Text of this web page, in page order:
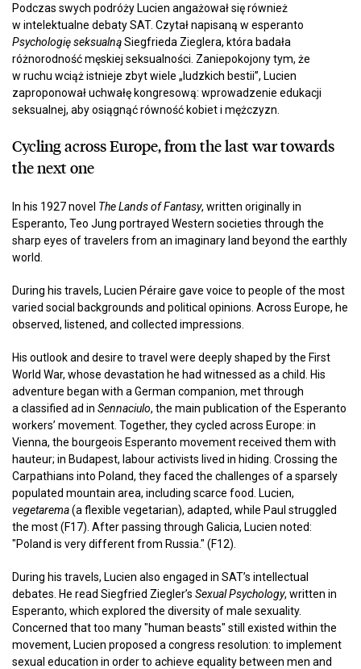
Podczas swych podróży Lucien angażował się również
w intelektualne debaty SAT. Czytał napisaną w esperanto
Psychologię seksualnąSiegfrieda Zieglera, która badała
różnorodność męskiej seksualności. Zaniepokojony tym, że
w ruchu wciąż istnieje zbyt wiele „ludzkich bestii”, Lucien
zaproponował uchwałę kongresową: wprowadzenie edukacji
seksualnej, aby osiągnąć równość kobiet i mężczyzn.
Cycling across Europe, from the last war towards
the next one
In his 1927 novel The Lands of Fantasy, written originally in
Esperanto, Teo Jung portrayed Western societies through the
sharp eyes of travelers from an imaginary land beyond the earthly
world.
During his travels, Lucien Péraire gave voice to people of the most
varied social backgrounds and political opinions. Across Europe, he
observed, listened, and collected impressions.
His outlook and desire to travel were deeply shaped by the First
World War, whose devastation he had witnessed as a child. His
adventure began with a German companion, met through
a classified ad in Sennaciulo, the main publication of the Esperanto
workers’ movement. Together, they cycled across Europe: in
Vienna, the bourgeois Esperanto movement received them with
hauteur; in Budapest, labour activists lived in hiding. Crossing the
Carpathians into Poland, they faced the challenges of a sparsely
populated mountain area, including scarce food. Lucien,
vegetarema(a flexible vegetarian), adapted, while Paul struggled
the most (F17). After passing through Galicia, Lucien noted:
"Poland is very different from Russia." (F12).
During his travels, Lucien also engaged in SAT’s intellectual
debates. He read Siegfried Ziegler’s Sexual Psychology, written in
Esperanto, which explored the diversity of male sexuality.
Concerned that too many "human beasts" still existed within the
movement, Lucien proposed a congress resolution: to implement
sexual education in order to achieve equality between men and